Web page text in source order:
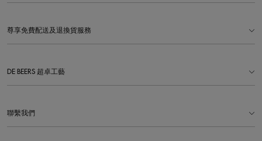
尊享免費配送及退換貨服務
DE BEERS 超卓工藝
聯繫我們